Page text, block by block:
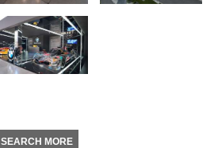
SEARCH MORE